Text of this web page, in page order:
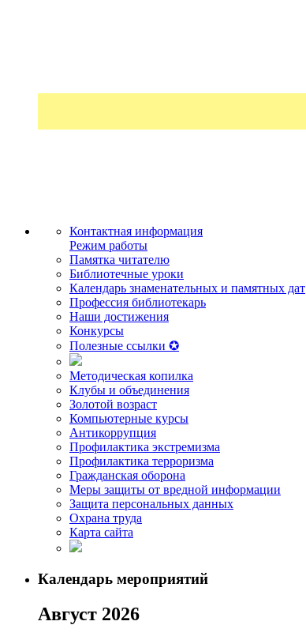
Контактная информация
Режим работы
Памятка читателю
Библиотечные уроки
Календарь знаменательных и памятных дат
Профессия библиотекарь
Наши достижения
Конкурсы
Полезные ссылки ✪
Методическая копилка
Клубы и объединения
Золотой возраст
Компьютерные курсы
Антикоррупция
Профилактика экстремизма
Профилактика терроризма
Гражданская оборона
Меры защиты от вредной информации
Защита персональных данных
Охрана труда
Карта сайта
Календарь мероприятий
Август 2026